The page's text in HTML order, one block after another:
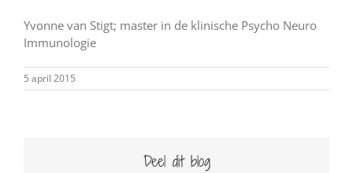
Yvonne van Stigt; master in de klinische Psycho Neuro
Immunologie
5 april 2015
Deel dit blog